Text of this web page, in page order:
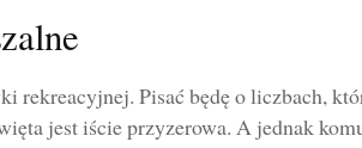
rekreacyjnej. Pisać będę o liczbach,
jest iście przyzerowa. A jednak